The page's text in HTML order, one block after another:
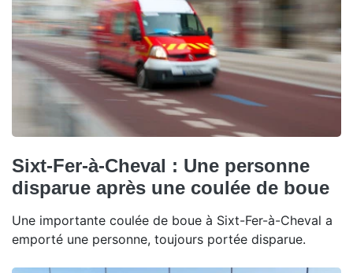
Sixt-Fer-à-Cheval : Une personne
disparue après une coulée de boue
Une importante coulée de boue à Sixt-Fer-à-Cheval a
emporté une personne, toujours portée disparue.